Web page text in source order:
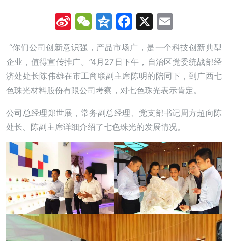
SinaWeChat
Qzone
Facebook
X
“你们公司创新意识强，产品市场广，是一个科技创新典型
企业，值得宣传推广。”4月27日下午，自治区党委统战部经
济处处长陈伟雄在市工商联副主席陈明的陪同下，到广西七
色珠光材料股份有限公司考察，对七色珠光表示肯定。
公司总经理郑世展，常务副总经理、党支部书记周方超向陈
处长、陈副主席详细介绍了七色珠光的发展情况。